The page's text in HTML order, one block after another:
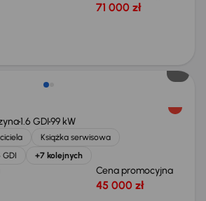
71 000 zł
1.6 GDI99 kW
Książka serwisowa
GDI +7 kolejnych
Cena promocyjna
45 000 zł